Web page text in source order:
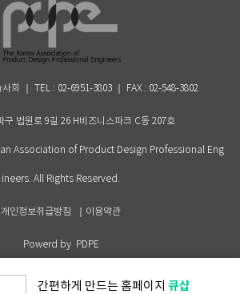
회 ｜ TEL : 02-6951-3803 ｜ FAX : 02-548-3802
구 법원로 9길 26 H비즈니스파크 C동 207호
Association of Product Design Professional Eng
ineers. All Rights Reserved.
개인정보취급방침 이용약관
Powerd by PDPE
간편하게 만드는 홈페이지 큐샵